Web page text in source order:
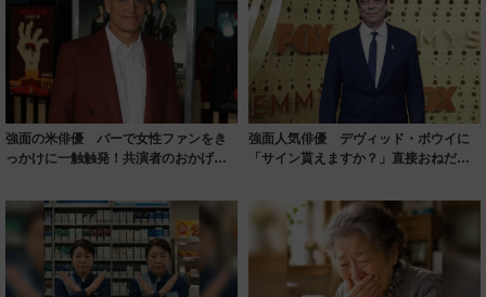
強面の米俳優 バーで女性ファンをき
っかけに一触触発！共演者のおかげで
強面人気俳優 デヴィッド・ボウイに
「サイン貰えますか？」直接おねだり